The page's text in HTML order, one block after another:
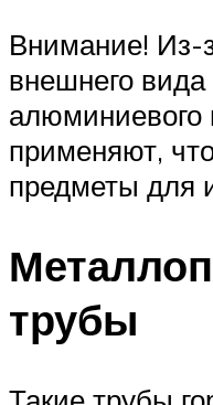
Внимание! Из-
внешнего вида
алюминиевого
применяют,
предметы для
трубы